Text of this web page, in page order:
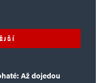
Až dojedou